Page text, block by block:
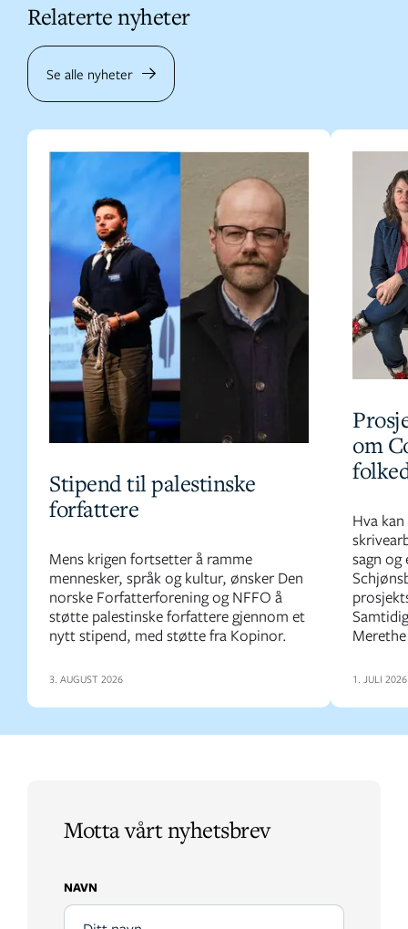
Relaterte nyheter
Se alle nyheter
Stipend til palestinske
forfattere
Mens krigen fortsetter å ramme
mennesker, språk og kultur, ønsker Den
norske Forfatterforening og NFFO å
støtte palestinske forfattere gjennom et
nytt stipend, med støtte fra Kopinor.
3. AUGUST 2026
om
Hva
sagn og
1. JULI 2026
Motta vårt nyhetsbrev
NAVN